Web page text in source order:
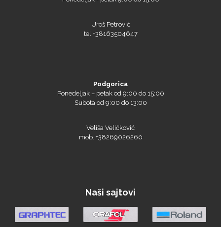
Uroš Petrović
tel:+38163504647
Podgorica
Ponedeljak – petak od 9:00 do 15:00
Subota od 9:00 do 13:00
Veliša Veličković
mob. +38269026260
Naši sajtovi